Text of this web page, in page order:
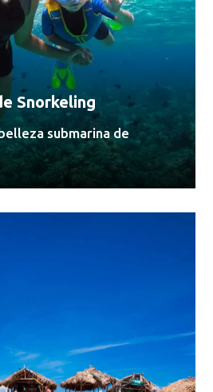
Snorkeling
submarina de